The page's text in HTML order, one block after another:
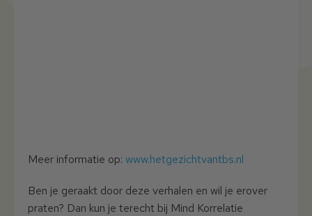
Meer informatie op: www.hetgezichtvantbs.nl
Ben je geraakt door deze verhalen en wil je erover
praten? Dan kun je terecht bij Mind Korrelatie